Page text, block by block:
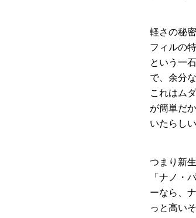
軽さの秘
フィルの
という一
で、余分
これはム
が簡単だ
いたらし
つまり新
「ナノ・
ーなら、
っと高い